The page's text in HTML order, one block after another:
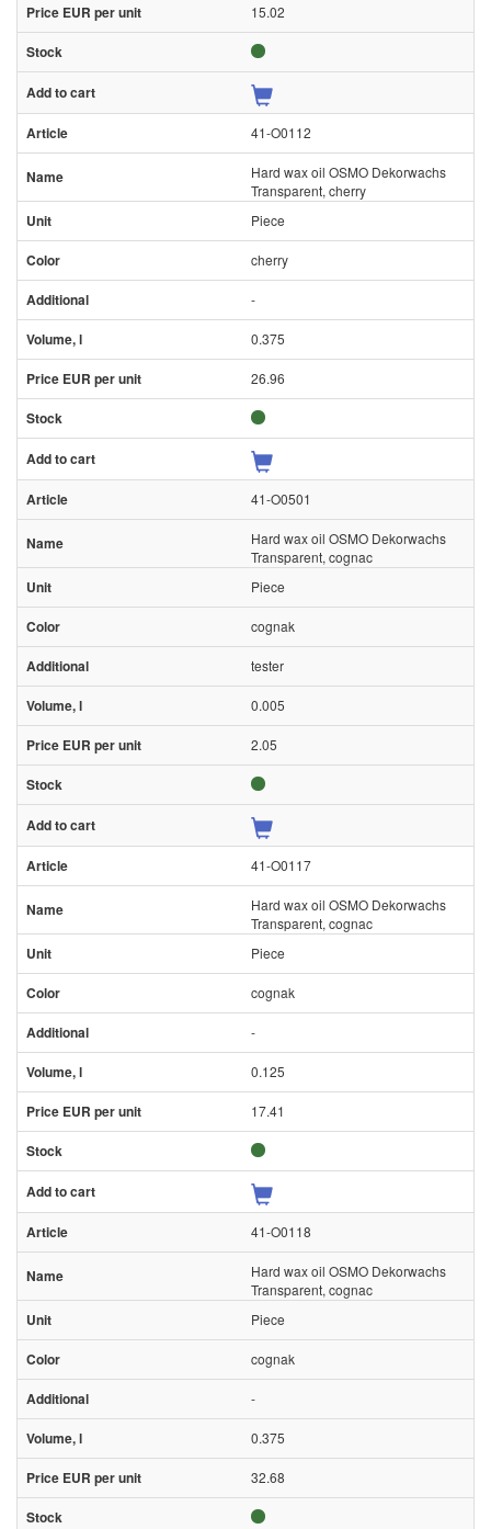
15.02
41-O0112
Hard wax oil OSMO Dekorwachs
Transparent, cherry
Piece
cherry
-
0.375
26.96
41-O0501
Hard wax oil OSMO Dekorwachs
Transparent, cognac
Piece
cognak
tester
0.005
2.05
41-O0117
Hard wax oil OSMO Dekorwachs
Transparent, cognac
Piece
cognak
-
0.125
17.41
41-O0118
Hard wax oil OSMO Dekorwachs
Transparent, cognac
Piece
cognak
-
0.375
32.68